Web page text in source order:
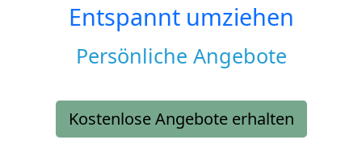
Entspannt umziehen
Persönliche Angebote
Kostenlose Angebote erhalten